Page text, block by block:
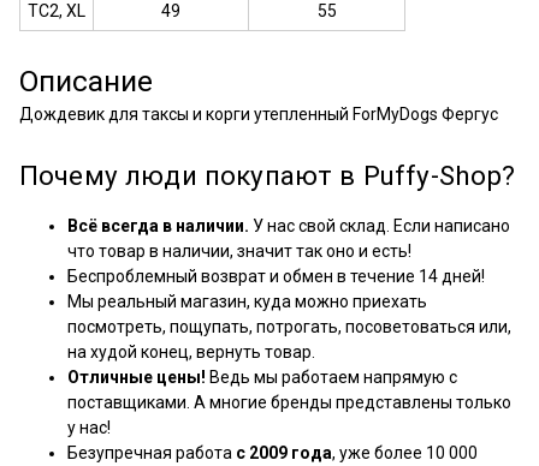
ТС2, XL
49 55
Описание
Дождевик для таксы и корги утепленный ForMyDogs Фергус
Почему люди покупают в Puffy-Shop?
Всё всегда в наличии. У нас свой склад. Если написано
что товар в наличии, значит так оно и есть!
Беспроблемный возврат и обмен в течение 14 дней!
Мы реальный магазин, куда можно приехать
посмотреть, пощупать, потрогать, посоветоваться или,
на худой конец, вернуть товар.
Отличные цены! Ведь мы работаем напрямую с
поставщиками. А многие бренды представлены только
у нас!
Безупречная работа с 2009 года, уже более 10 000